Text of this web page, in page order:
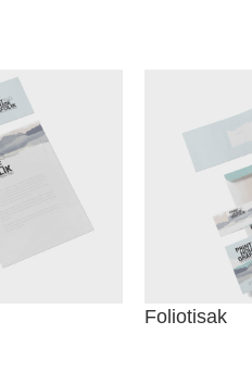
Foliotisak